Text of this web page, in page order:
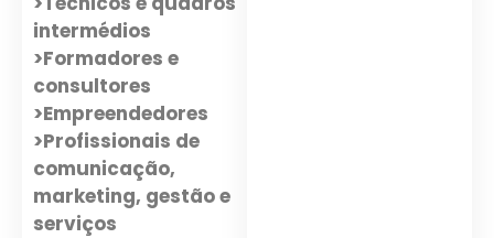
intermédios
>Formadores e
consultores
>Empreendedores
>Profissionais de
comunicação,
marketing, gestão e
serviços